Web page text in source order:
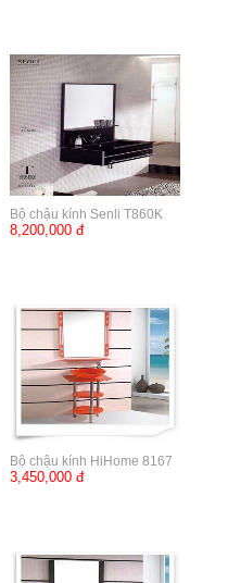
Bộ chậu kính Senli T860K
8,200,000 đ
Bộ chậu kính HiHome 8167
3,450,000 đ